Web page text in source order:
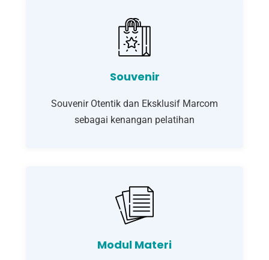
Souvenir
Souvenir Otentik dan Eksklusif Marcom
sebagai kenangan pelatihan
Modul Materi